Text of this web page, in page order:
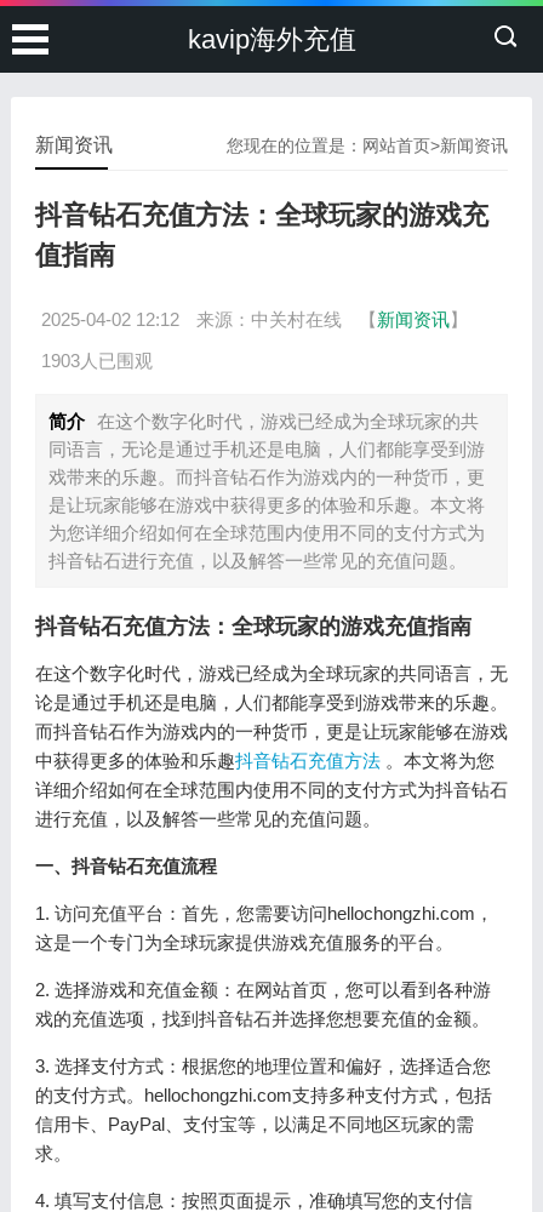
kavip海外充值
您现在的位置是： 网站首页>新闻资讯
新闻资讯
抖音钻石充值方法：全球玩家的游戏充
值指南
2025-04-02 12:12 来源：中关村在线 【新闻资讯】
1903人已围观
简介 在这个数字化时代，游戏已经成为全球玩家的共
同语言，无论是通过手机还是电脑，人们都能享受到游
戏带来的乐趣。而抖音钻石作为游戏内的一种货币，更
是让玩家能够在游戏中获得更多的体验和乐趣。本文将
为您详细介绍如何在全球范围内使用不同的支付方式为
抖音钻石进行充值，以及解答一些常见的充值问题。
抖音钻石充值方法：全球玩家的游戏充值指南
在这个数字化时代，游戏已经成为全球玩家的共同语言，无
论是通过手机还是电脑，人们都能享受到游戏带来的乐趣。
而抖音钻石作为游戏内的一种货币，更是让玩家能够在游戏
中获得更多的体验和乐趣抖音钻石充值方法。本文将为您
详细介绍如何在全球范围内使用不同的支付方式为抖音钻石
进行充值，以及解答一些常见的充值问题。
一、抖音钻石充值流程
1. 访问充值平台：首先，您需要访问hellochongzhi.com，
这是一个专门为全球玩家提供游戏充值服务的平台。
2. 选择游戏和充值金额：在网站首页，您可以看到各种游
戏的充值选项，找到抖音钻石并选择您想要充值的金额。
3. 选择支付方式：根据您的地理位置和偏好，选择适合您
的支付方式。hellochongzhi.com支持多种支付方式，包括
信用卡、PayPal、支付宝等，以满足不同地区玩家的需
求。
4. 填写支付信息：按照页面提示，准确填写您的支付信